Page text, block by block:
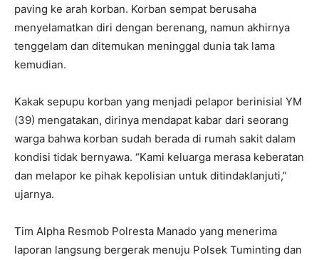
paving ke arah korban. Korban sempat berusaha
menyelamatkan diri dengan berenang, namun akhirnya
tenggelam dan ditemukan meninggal dunia tak lama
kemudian.
Kakak sepupu korban yang menjadi pelapor berinisial YM
(39) mengatakan, dirinya mendapat kabar dari seorang
warga bahwa korban sudah berada di rumah sakit dalam
kondisi tidak bernyawa. “Kami keluarga merasa keberatan
dan melapor ke pihak kepolisian untuk ditindaklanjuti,”
ujarnya.
Tim Alpha Resmob Polresta Manado yang menerima
laporan langsung bergerak menuju Polsek Tuminting dan